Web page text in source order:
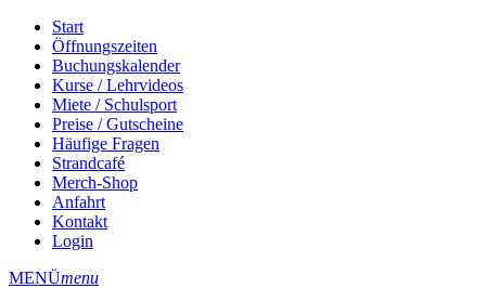
Start
Öffnungszeiten
Buchungskalender
Kurse / Lehrvideos
Miete / Schulsport
Preise / Gutscheine
Häufige Fragen
Strandcafé
Merch-Shop
Anfahrt
Kontakt
Login
MENÜmenu